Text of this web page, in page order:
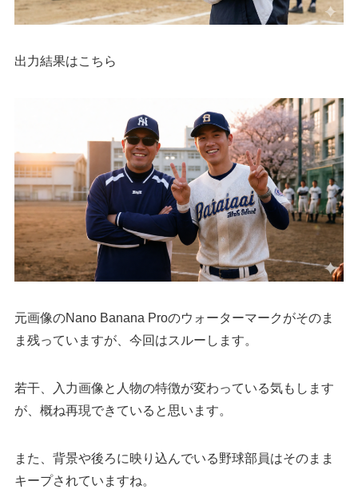
出力結果はこちら
元画像のNano Banana Proのウォーターマークがそのま
ま残っていますが、今回はスルーします。
若干、入力画像と人物の特徴が変わっている気もします
が、概ね再現できていると思います。
また、背景や後ろに映り込んでいる野球部員はそのまま
キープされていますね。